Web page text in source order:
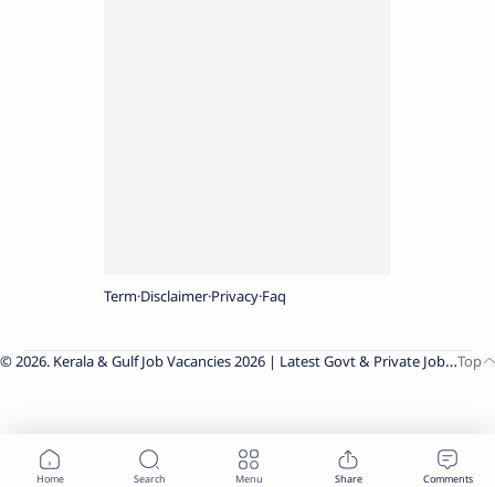
Term Disclaimer Privacy Faq
2026. Kerala & Gulf Job Vacancies 2026 | Latest Govt & Private Jobs .